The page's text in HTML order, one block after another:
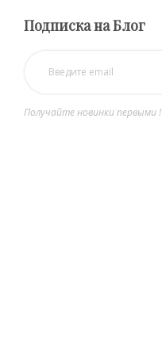
Подписка на Блог
Получайте новинки первыми !